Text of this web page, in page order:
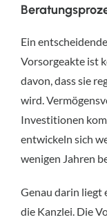
Ein
Vorsorgeakte ist
davon, dass sie
wird.
Investitionen
entwickeln sich
wenigen Jahren
Genau darin
die Kanzlei. Die